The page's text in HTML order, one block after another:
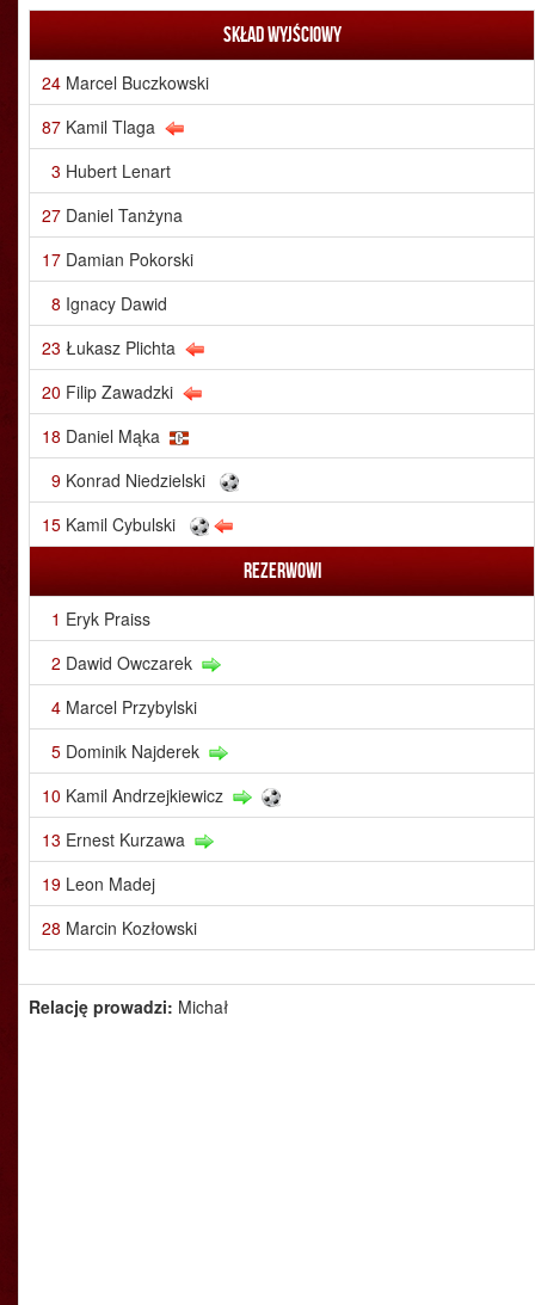
Skład wyjściowy
24 Marcel Buczkowski
87 Kamil Tlaga
3 Hubert Lenart
27 Daniel Tanżyna
17 Damian Pokorski
8 Ignacy Dawid
23 Łukasz Plichta
20 Filip Zawadzki
18 Daniel Mąka
9 Konrad Niedzielski
15 Kamil Cybulski
Rezerwowi
1 Eryk Praiss
2 Dawid Owczarek
4 Marcel Przybylski
5 Dominik Najderek
10 Kamil Andrzejkiewicz
13 Ernest Kurzawa
19 Leon Madej
28 Marcin Kozłowski
Relację prowadzi: Michał